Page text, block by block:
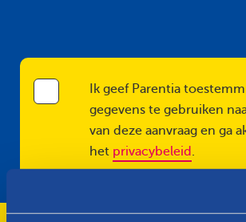
Ik geef Parentia
gegevens te gebruiken
van deze aanvraag en ga
het privacybeleid .